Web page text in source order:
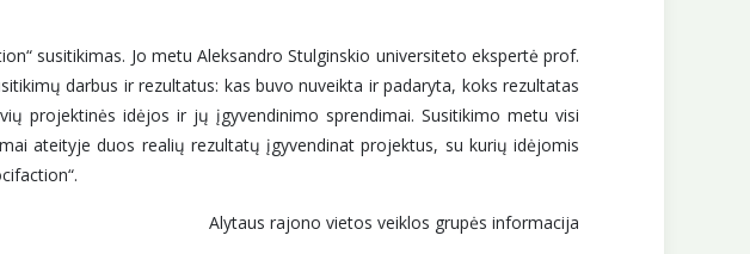
susitikimas. Jo metu Aleksandro Stulginskio universiteto ekspertė prof.
darbus ir rezultatus: kas buvo nuveikta ir padaryta, koks rezultatas
projektinės idėjos ir jų įgyvendinimo sprendimai. Susitikimo metu visi
ateityje duos realių rezultatų įgyvendinat projektus, su kurių idėjomis
Alytaus rajono vietos veiklos grupės informacija